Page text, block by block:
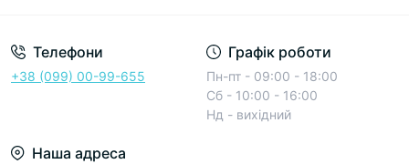
Телефони
+38 (099) 00-99-655
Графік роботи
Пн-пт - 09:00 - 18:00
Сб - 10:00 - 16:00
Нд - вихідний
Наша адреса